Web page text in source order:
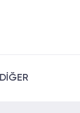
DİĞER